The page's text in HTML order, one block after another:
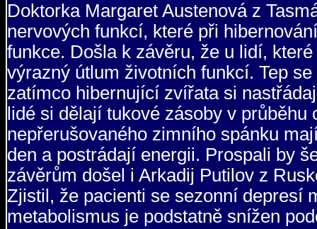
Doktorka Margaret Austenová z
nervových funkcí, které při
funkce. Došla k závěru, že u lidí,
výrazný útlum životních funkcí. Tep
zatímco hibernující zvířata si
lidé si dělají tukové zásoby v
nepřerušovaného zimního spánku
den a postrádají energii. Prospali by
závěrům došel i Arkadij Putilov z
Zjistil, že pacienti se sezonní depresí
metabolismus je podstatně snížen